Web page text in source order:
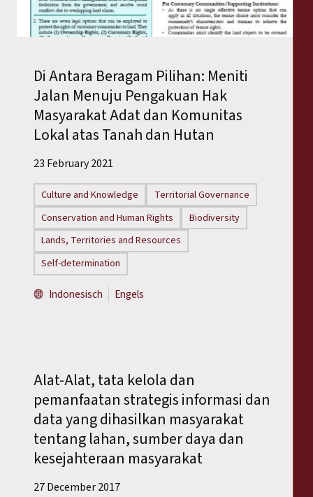
Reports
Training Materials
Briefing Papers
Legal Submissions
Declarations
Annual Reports
Di Antara Beragam Pilihan: Meniti
Jalan Menuju Pengakuan Hak
Masyarakat Adat dan Komunitas
Lokal atas Tanah dan Hutan
23 February 2021
Culture and Knowledge
Territorial Governance
Conservation and Human Rights
Biodiversity
Lands, Territories and Resources
Self-determination
Indonesisch Engels
Alat-Alat, tata kelola dan
pemanfaatan strategis informasi dan
data yang dihasilkan masyarakat
tentang lahan, sumber daya dan
kesejahteraan masyarakat
27 December 2017